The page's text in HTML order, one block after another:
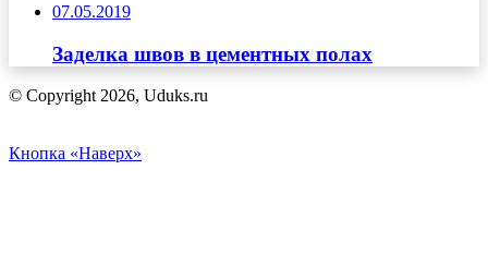
07.05.2019
Заделка швов в цементных полах
© Copyright 2026, Uduks.ru
Кнопка «Наверх»